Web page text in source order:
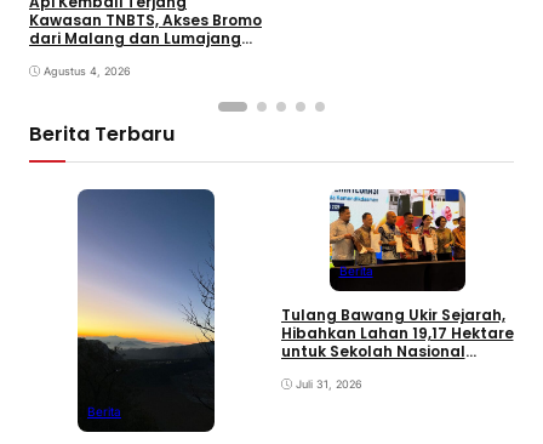
Kawasan TNBTS, Akses Bromo
dari Malang dan Lumajang
Agustus 4, 2026
Berita Terbaru
Berita
Berita
Tulang Bawang Ukir Sejarah,
Hibahkan Lahan 19,17 Hektare
untuk Sekolah Nasional
Juli 31, 2026